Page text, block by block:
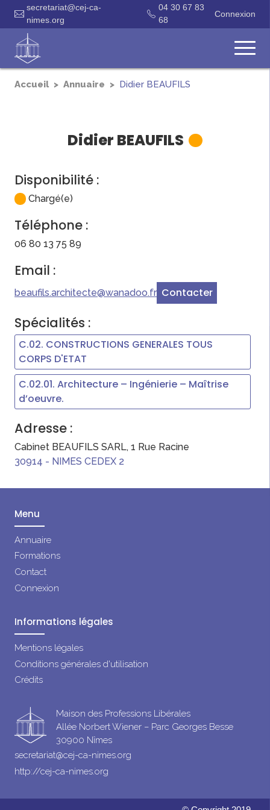
secretariat@cej-ca-
nimes.org
04 30 67 83
68
Connexion
Accueil Annuaire Didier BEAUFILS
Didier BEAUFILS
Disponibilité :
Chargé(e)
Téléphone :
06 80 13 75 89
Email :
beaufils.architecte@wanadoo.fr Contacter
Spécialités :
C.02. CONSTRUCTIONS GENERALES TOUS
CORPS D'ETAT
C.02.01. Architecture – Ingénierie – Maîtrise
d’oeuvre.
Adresse :
Cabinet BEAUFILS SARL, 1 Rue Racine
30914 - NIMES CEDEX 2
Menu
Annuaire
Formations
Contact
Connexion
Informations légales
Mentions légales
Conditions générales d'utilisation
Crédits
Maison des Professions Libérales
Allée Norbert Wiener – Parc Georges Besse
30900 Nîmes
secretariat@cej-ca-nimes.org
http://cej-ca-nimes.org